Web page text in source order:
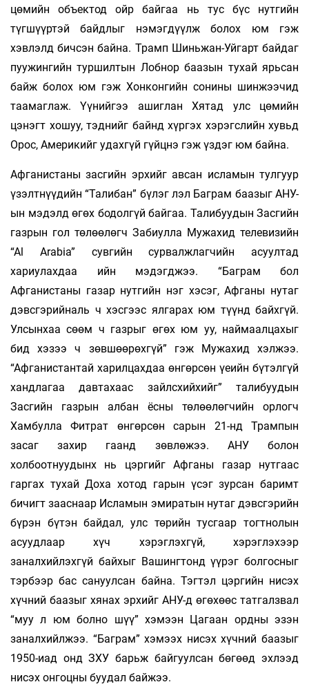
цөмийн объектод ойр байгаа нь тус бүс нутгийн
түгшүүртэй байдлыг нэмэгдүүлж болох юм гэж
хэвлэлд бичсэн байна. Трамп Шиньжан-Уйгарт байдаг
пуужингийн туршилтын Лобнор баазын тухай ярьсан
байж болох юм гэж Хонконгийн сонины шинжээчид
таамаглаж. Үүнийгээ ашиглан Хятад улс цөмийн
цэнэгт хошуу, тэднийг байнд хүргэх хэрэгслийн хувьд
Орос, Америкийг удахгүй гүйцнэ гэж үздэг юм байна.
Афганистаны засгийн эрхийг авсан исламын тулгуур
үзэлтнүүдийн “Талибан” бүлэг лэл Баграм баазыг АНУ-
ын мэдэлд өгөх бодолгүй байгаа. Талибуудын Засгийн
газрын гол төлөөлөгч Забиулла Мужахид телевизийн
“Аl Arabiа” сувгийн сурвалжлагчийн асуултад
хариулахдаа ийн мэдэгджээ. “Баграм бол
Афганистаны газар нутгийн нэг хэсэг, Афганы нутаг
дэвсгэрийналь ч хэсгээс ялгарах юм түүнд байхгүй.
Улсынхаа сөөм ч газрыг өгөх юм уу, наймаалцахыг
бид хэзээ ч зөвшөөрөхгүй” гэж Мужахид хэлжээ.
“Афганистантай харилцахдаа өнгөрсөн үеийн бүтэлгүй
хандлагаа давтахаас зайлсхийхийг” талибуудын
Засгийн газрын албан ёсны төлөөлөгчийн орлогч
Хамбулла Фитрат өнгөрсөн сарын 21-нд Трампын
засаг захир гаанд зөвлөжээ. АНУ болон
холбоотнуудынх нь цэргийг Афганы газар нутгаас
гаргах тухай Доха хотод гарын үсэг зурсан баримт
бичигт зааснаар Исламын эмиратын нутаг дэвсгэрийн
бүрэн бүтэн байдал, улс төрийн тусгаар тогтнолын
асуудлаар хүч хэрэглэхгүй, хэрэглэхээр
заналхийлэхгүй байхыг Вашингтонд үүрэг болгосныг
тэрбээр бас сануулсан байна. Тэгтэл цэргийн нисэх
хүчний баазыг хянах эрхийг АНУ-д өгөхөөс татгалзвал
“муу л юм болно шүү” хэмээн Цагаан ордны эзэн
заналхийлжээ. “Баграм” хэмээх нисэх хүчний баазыг
1950-иад онд ЗХУ барьж байгуулсан бөгөөд эхлээд
нисэх онгоцны буудал байжээ.